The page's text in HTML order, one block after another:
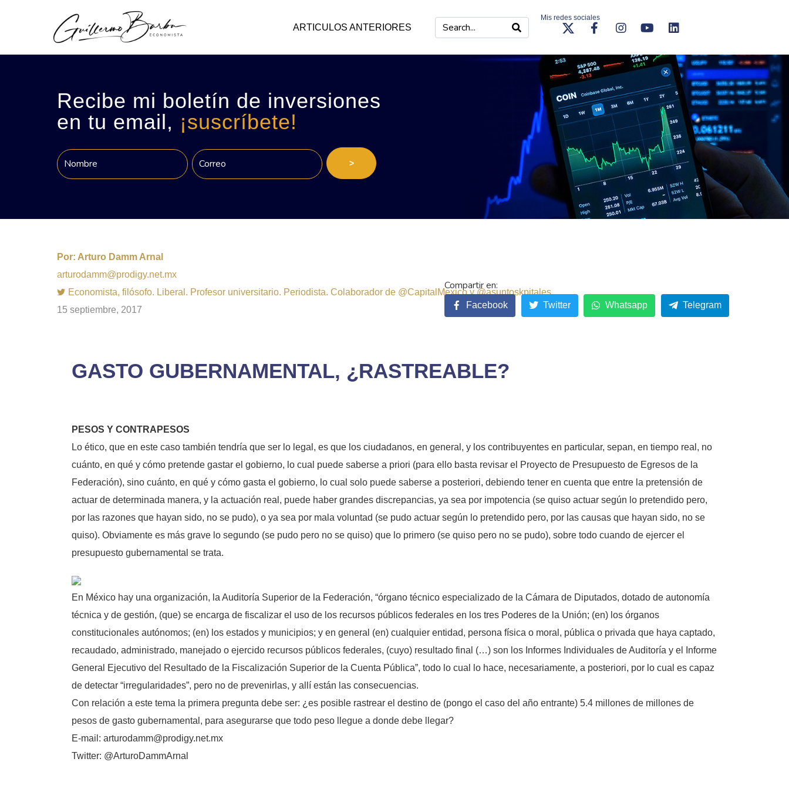
ARTICULOS ANTERIORES
Mis redes sociales
Recibe mi boletín de inversiones
en tu email, ¡suscríbete!
>
Por: Arturo Damm Arnal
arturodamm@prodigy.net.mx
Economista, filósofo. Liberal. Profesor universitario. Periodista. Colaborador de @CapitalMexico y @asuntoskpitales
15 septiembre, 2017
GASTO GUBERNAMENTAL, ¿RASTREABLE?
PESOS Y CONTRAPESOS
Lo ético, que en este caso también tendría que ser lo legal, es que los ciudadanos, en general, y los contribuyentes en particular, sepan, en tiempo real, no
cuánto, en qué y cómo pretende gastar el gobierno, lo cual puede saberse a priori (para ello basta revisar el Proyecto de Presupuesto de Egresos de la
Federación), sino cuánto, en qué y cómo gasta el gobierno, lo cual solo puede saberse a posteriori, debiendo tener en cuenta que entre la pretensión de
actuar de determinada manera, y la actuación real, puede haber grandes discrepancias, ya sea por impotencia (se quiso actuar según lo pretendido pero,
por las razones que hayan sido, no se pudo), o ya sea por mala voluntad (se pudo actuar según lo pretendido pero, por las causas que hayan sido, no se
quiso). Obviamente es más grave lo segundo (se pudo pero no se quiso) que lo primero (se quiso pero no se pudo), sobre todo cuando de ejercer el
presupuesto gubernamental se trata.
En México hay una organización, la Auditoría Superior de la Federación, “órgano técnico especializado de la Cámara de Diputados, dotado de autonomía
técnica y de gestión, (que) se encarga de fiscalizar el uso de los recursos públicos federales en los tres Poderes de la Unión; (en) los órganos
constitucionales autónomos; (en) los estados y municipios; y en general (en) cualquier entidad, persona física o moral, pública o privada que haya captado,
recaudado, administrado, manejado o ejercido recursos públicos federales, (cuyo) resultado final (…) son los Informes Individuales de Auditoría y el Informe
General Ejecutivo del Resultado de la Fiscalización Superior de la Cuenta Pública”, todo lo cual lo hace, necesariamente, a posteriori, por lo cual es capaz
de detectar “irregularidades”, pero no de prevenirlas, y allí están las consecuencias.
Con relación a este tema la primera pregunta debe ser: ¿es posible rastrear el destino de (pongo el caso del año entrante) 5.4 millones de millones de
pesos de gasto gubernamental, para asegurarse que todo peso llegue a donde debe llegar?
E-mail: arturodamm@prodigy.net.mx
Twitter: @ArturoDammArnal
Facebook Twitter Whatsapp Telegram